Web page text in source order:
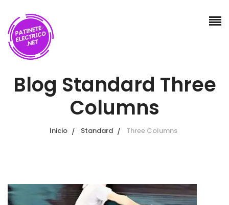
Blog Standard Three
Columns
Inicio Standard Three Columns